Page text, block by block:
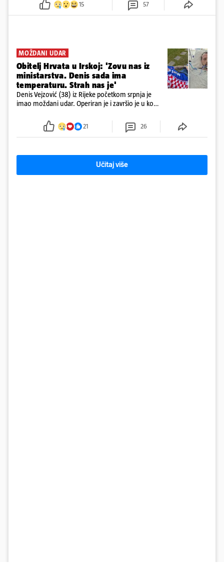
prepolovilo.
15 57
MOŽDANI UDAR
Obitelj Hrvata u Irskoj: 'Zovu nas iz
ministarstva. Denis sada ima
temperaturu. Strah nas je'
Denis Vejzović (38) iz Rijeke početkom srpnja je
imao moždani udar. Operiran je i završio je u komi.
tamošnji liječnici ne vjeruju u oporavak: 'Imamo
21 26
Učitaj više